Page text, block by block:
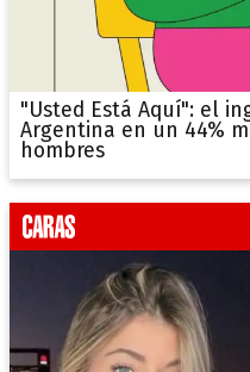
"Usted Está Aquí": el
Argentina en un 44%
hombres